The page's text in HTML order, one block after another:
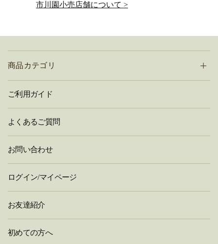
市川園小売店舗について >
商品カテゴリ
ご利用ガイド
よくあるご質問
お問い合わせ
ログイン/マイページ
お友達紹介
初めての方へ